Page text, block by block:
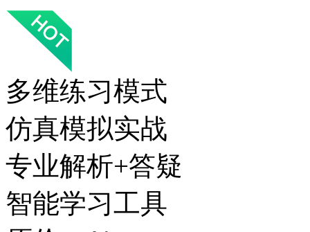
多维练习模式
仿真模拟实战
专业解析+答疑
智能学习工具